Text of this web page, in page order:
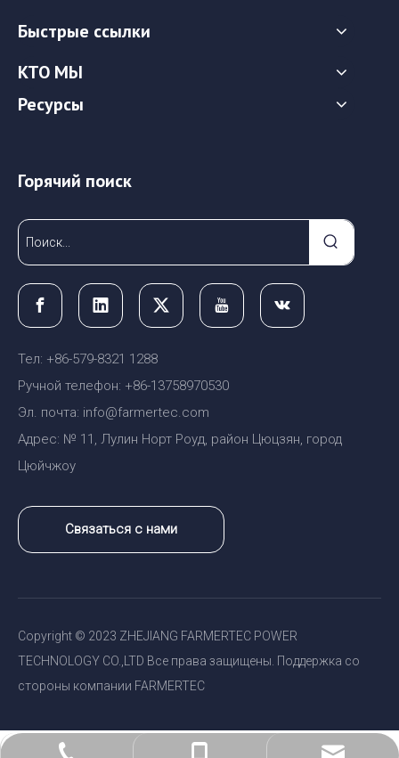
Быстрые ссылки
КТО МЫ
Ресурсы
Горячий поиск
Тел: +86-579-8321 1288
Ручной телефон: +86-13758970530
Эл. почта: info@farmertec.com
Адрес: № 11, Лулин Норт Роуд, район Цюцзян, город
Цюйчжоу
Связаться с нами
Copyright © 2023 ZHEJIANG FARMERTEC POWER
TECHNOLOGY CO.,LTD Все права защищены. Поддержка со
стороны компании FARMERTEC